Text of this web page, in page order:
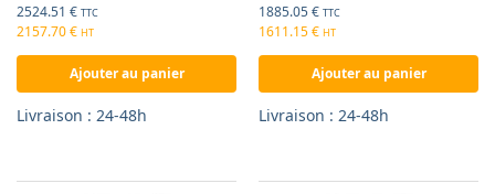
2524.51 € TTC
2157.70€ HT
Ajouter au panier
Livraison : 24-48h
1885.05€ TTC
1611.15€ HT
Ajouter au panier
Livraison : 24-48h